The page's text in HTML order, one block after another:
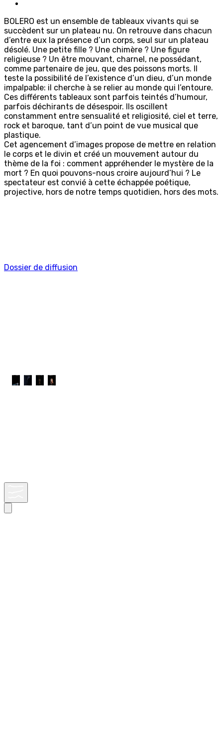
BOLERO est un ensemble de tableaux vivants qui se
succèdent sur un plateau nu. On retrouve dans chacun
d’entre eux la présence d’un corps, seul sur un plateau
désolé. Une petite fille ? Une chimère ? Une figure
religieuse ? Un être mouvant, charnel, ne possédant,
comme partenaire de jeu, que des poissons morts. Il
teste la possibilité de l’existence d’un dieu, d’un monde
impalpable: il cherche à se relier au monde qui l’entoure.
Ces différents tableaux sont parfois teintés d’humour,
parfois déchirants de désespoir. Ils oscillent
constamment entre sensualité et religiosité, ciel et terre,
rock et baroque, tant d’un point de vue musical que
plastique.
Cet agencement d’images propose de mettre en relation
le corps et le divin et créé un mouvement autour du
thème de la foi : comment appréhender le mystère de la
mort ? En quoi pouvons-nous croire aujourd’hui ? Le
spectateur est convié à cette échappée poétique,
projective, hors de notre temps quotidien, hors des mots.
Dossier de diffusion